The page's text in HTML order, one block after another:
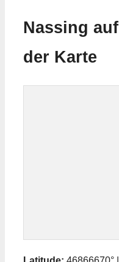
Nassing auf
der Karte